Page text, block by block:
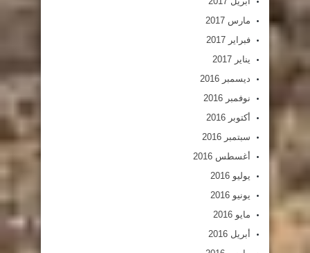
مارس 2017
فبراير 2017
يناير 2017
ديسمبر 2016
نوفمبر 2016
أكتوبر 2016
سبتمبر 2016
أغسطس 2016
يوليو 2016
يونيو 2016
مايو 2016
أبريل 2016